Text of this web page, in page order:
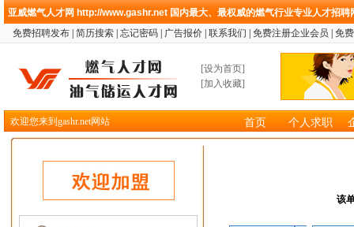
亚威燃气人才网 http://www.gashr.net 国内最大、最权威的燃气行业专业人才招
免费招聘发布 简历搜索 忘记密码 广告报价 联系我们 免费注册企业会员 免
[设为首页]
[加入收藏]
欢迎您来到gashr.net网站 首页 个人求职
该